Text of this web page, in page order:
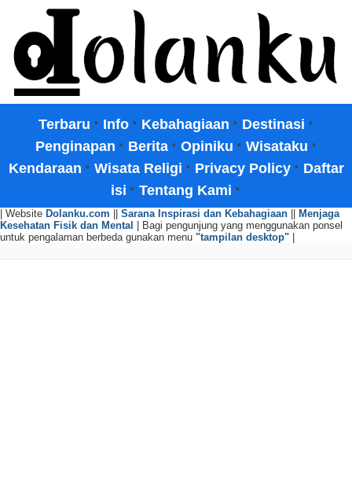
Terbaru · Info · Kebahagiaan · Destinasi ·
Penginapan · Berita · Opiniku · Wisataku ·
Kendaraan · Wisata Religi · Privacy Policy · Daftar
isi · Tentang Kami ·
| Website Dolanku.com Sarana Inspirasi dan Kebahagiaan
Menjaga
Kesehatan Fisik dan Mental
| Bagi pengunjung yang menggunakan ponsel
untuk pengalaman berbeda gunakan menu "tampilan desktop"